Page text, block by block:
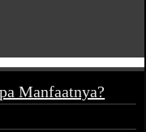
Manfaatnya?